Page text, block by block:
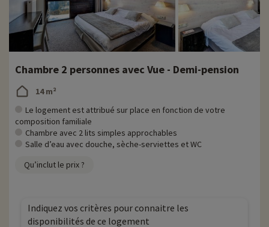
Chambre 2 personnes avec Vue - Demi-pension
14 m²
Le logement est attribué sur place en fonction de votre
composition familiale
Chambre avec 2 lits simples approchables
Salle d’eau avec douche, sèche-serviettes et WC
Qu’inclut le prix ?
Indiquez vos critères pour connaitre les
disponibilités de ce logement